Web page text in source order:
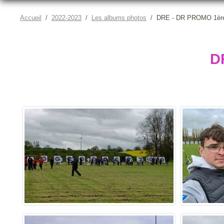
Accueil 2022-2023 Les albums photos DRE - DR PROMO